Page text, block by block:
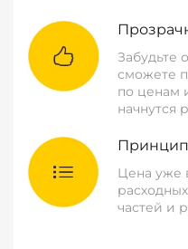
Забудьте
сможете
по ценам
начнутся
Принцип
Цена уже
частей и